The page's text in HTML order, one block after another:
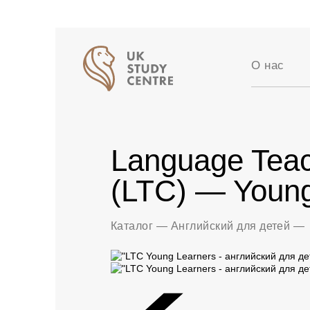
О нас
Вакансии
Блог
Language
(LTC) —
Каталог — Английский для детей —